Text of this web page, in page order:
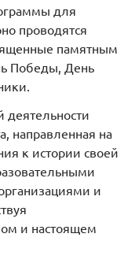
для
проводятся
памятным
Победы, День
направленная на
к истории своей
и
и настоящем